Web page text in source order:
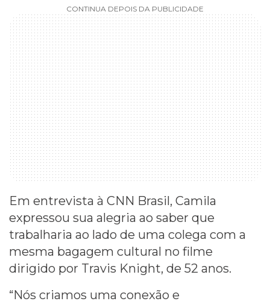
CONTINUA DEPOIS DA PUBLICIDADE
Em entrevista à CNN Brasil, Camila
expressou sua alegria ao saber que
trabalharia ao lado de uma colega com a
mesma bagagem cultural no filme
dirigido por Travis Knight, de 52 anos.
“Nós criamos uma conexão e